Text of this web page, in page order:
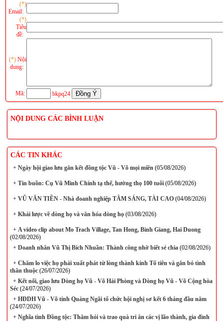
(*)
Email:
(*)
Tiêu
đề:
(*) Nội
dung:
Mã: bkpq24
NỘI DUNG CÁC BÌNH LUẬN
CÁC TIN KHÁC
+Ngày hội giao lưu gắn kết đồng tộc Vũ - Võ mọi miền(05/08/2026)
+Tin buồn: Cụ Vũ Minh Chính tạ thế, hưởng thọ 100 tuổi(05/08/2026)
+VŨ VĂN TIỀN - Nhà doanh nghiệp TÂM SÁNG, TÀI CAO(04/08/2026)
+Khái lược về dòng họ và văn hóa dòng họ(03/08/2026)
+A video clip about Mo Trach Village, Tan Hong, Binh Giang, Hai Duong
(02/08/2026)
+Doanh nhân Vũ Thị Bích Nhuần: Thành công nhờ biết sẻ chia(02/08/2026)
+Chăm lo việc họ phải xuất phát từ lòng thành kính Tổ tiên và gắn bó tình
thân thuộc(26/07/2026)
+Kết nối, giao lưu Dòng họ Vũ - Võ Hải Phòng và Dòng họ Vũ - Võ Cộng hòa
Séc(24/07/2026)
+HĐDH Vũ - Võ tỉnh Quảng Ngãi tổ chức hội nghị sơ kết 6 tháng đầu năm
(24/07/2026)
+Nghĩa tình Đồng tộc: Thăm hỏi và trao quà tri ân các vị lão thành, gia đình